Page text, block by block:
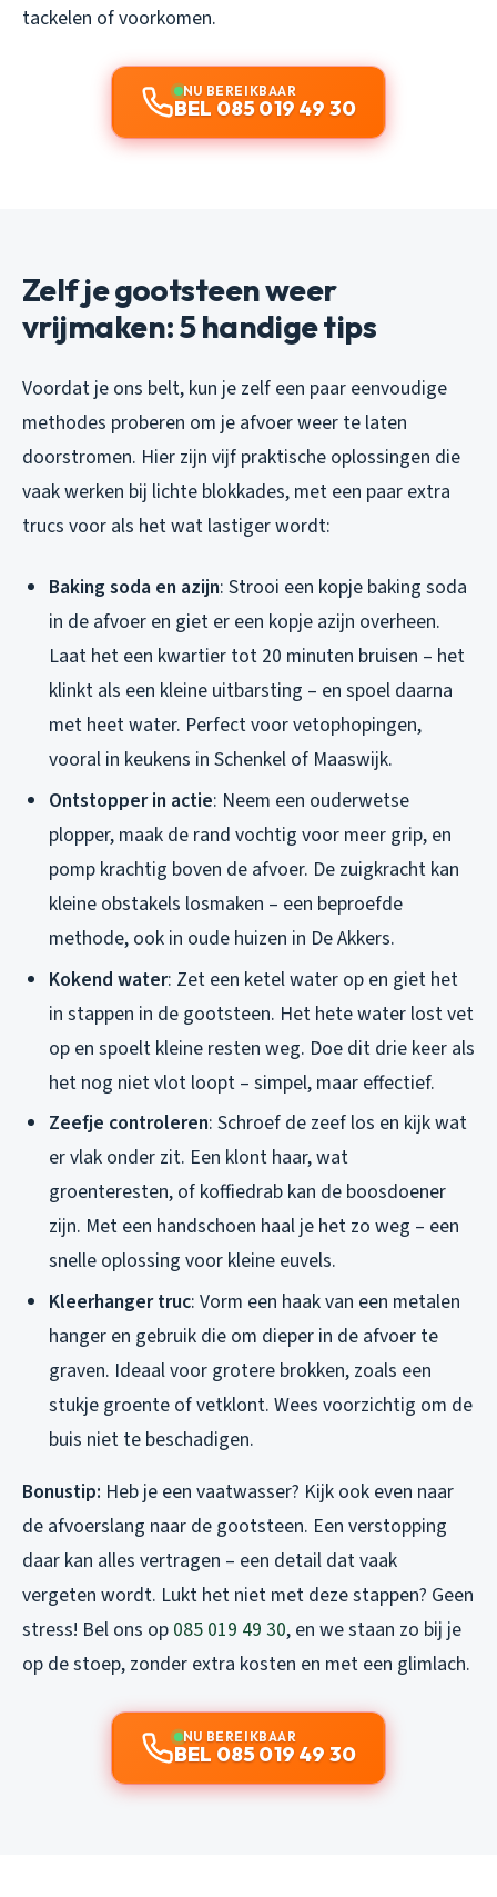
tackelen of voorkomen.
NU BEREIKBAAR
BEL 085 019 49 30
Zelf je gootsteen weer
vrijmaken: 5 handige tips
Voordat je ons belt, kun je zelf een paar eenvoudige
methodes proberen om je afvoer weer te laten
doorstromen. Hier zijn vijf praktische oplossingen die
vaak werken bij lichte blokkades, met een paar extra
trucs voor als het wat lastiger wordt:
Baking soda en azijn: Strooi een kopje baking soda
in de afvoer en giet er een kopje azijn overheen.
Laat het een kwartier tot 20 minuten bruisen – het
klinkt als een kleine uitbarsting – en spoel daarna
met heet water. Perfect voor vetophopingen,
vooral in keukens in Schenkel of Maaswijk.
Ontstopper in actie: Neem een ouderwetse
plopper, maak de rand vochtig voor meer grip, en
pomp krachtig boven de afvoer. De zuigkracht kan
kleine obstakels losmaken – een beproefde
methode, ook in oude huizen in De Akkers.
Kokend water: Zet een ketel water op en giet het
in stappen in de gootsteen. Het hete water lost vet
op en spoelt kleine resten weg. Doe dit drie keer als
het nog niet vlot loopt – simpel, maar effectief.
Zeefje controleren: Schroef de zeef los en kijk wat
er vlak onder zit. Een klont haar, wat
groenteresten, of koffiedrab kan de boosdoener
zijn. Met een handschoen haal je het zo weg – een
snelle oplossing voor kleine euvels.
Kleerhanger truc: Vorm een haak van een metalen
hanger en gebruik die om dieper in de afvoer te
graven. Ideaal voor grotere brokken, zoals een
stukje groente of vetklont. Wees voorzichtig om de
buis niet te beschadigen.
Bonustip: Heb je een vaatwasser? Kijk ook even naar
de afvoerslang naar de gootsteen. Een verstopping
daar kan alles vertragen – een detail dat vaak
vergeten wordt. Lukt het niet met deze stappen? Geen
stress! Bel ons op 085 019 49 30, en we staan zo bij je
op de stoep, zonder extra kosten en met een glimlach.
NU BEREIKBAAR
BEL 085 019 49 30